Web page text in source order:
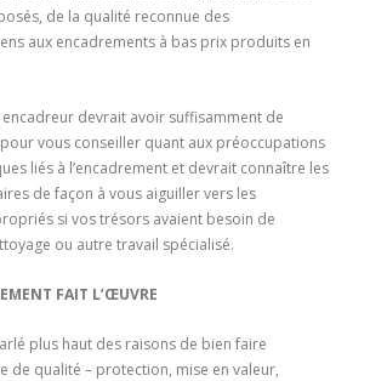
de la qualité reconnue des
aux encadrements à bas prix produits en
devrait avoir suffisamment de
vous conseiller quant aux préoccupations
liés à l’encadrement et devrait connaître les
de façon à vous aiguiller vers les
si vos trésors avaient besoin de
ou autre travail spécialisé.
FAIT L’ŒUVRE
plus haut des raisons de bien faire
de qualité – protection, mise en valeur,